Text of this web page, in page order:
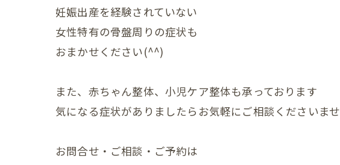
更年期の頭蓋骨
妊娠出産を経験されていない
女性特有の骨盤周りの症状も
おまかせください(^^)
また、赤ちゃん整体、小児ケア整体も承っております
気になる症状がありましたらお気軽にご相談くださいませ
お問合せ・ご相談・ご予約は